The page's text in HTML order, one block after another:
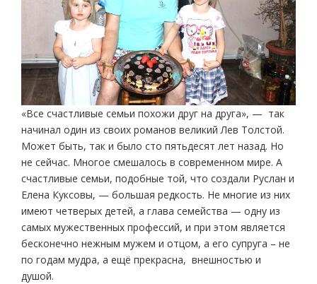
«Все счастливые семьи похожи друг на друга», — так
начинал один из своих романов великий Лев Толстой.
Может быть, так и было сто пятьдесят лет назад. Но
не сейчас. Многое смешалось в современном мире. А
счастливые семьи, подобные той, что создали Руслан и
Елена Куксовы, — большая редкость. Не многие из них
имеют четверых детей, а глава семейства — одну из
самых мужественных профессий, и при этом является
бесконечно нежным мужем и отцом, а его супруга – не
по годам мудра, а ещё прекрасна, внешностью и
душой.